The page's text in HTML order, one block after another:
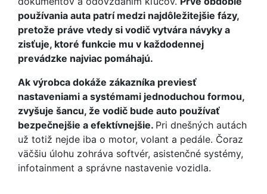
používania auta patrí medzi najdôležitejšie fázy,
pretože práve vtedy si vodič vytvára návyky a
zisťuje, ktoré funkcie mu v každodennej
prevádzke najviac pomáhajú.
Ak výrobca dokáže zákazníka previesť
nastaveniami a systémami jednoduchou formou,
zvyšuje šancu, že vodič bude auto používať
bezpečnejšie a efektívnejšie. Pri dnešných autách
už totiž nejde iba o motor, volant a pedále. Čoraz
väčšiu úlohu zohráva softvér, asistenčné systémy,
infotainment a správne nastavenie vozidla.